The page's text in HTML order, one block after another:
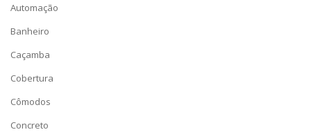
Automação
Banheiro
Caçamba
Cobertura
Cômodos
Concreto